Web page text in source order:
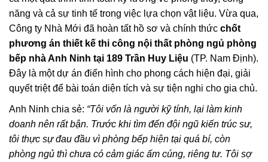
năng và cả sự tinh tế trong việc lựa chọn vật liệu. Vừa qua,
Công ty Nhà Mới đã hoàn tất hồ sơ và chính thức chốt
phương án thiết kế thi công nội thất phòng ngủ phòng
bếp nhà Anh Ninh tại 189 Trần Huy Liệu (TP. Nam Định).
Đây là một dự án điển hình cho phong cách hiện đại, giải
quyết triệt để bài toán diện tích và sự tiện nghi cho gia chủ.
Anh Ninh chia sẻ: “Tôi vốn là người kỹ tính, lại làm kinh
doanh nên rất bận. Trước khi tìm đến đội ngũ kiến trúc sư,
tôi thực sự đau đầu vì phòng bếp hiện tại quá bí, còn
phòng ngủ thì chưa có cảm giác ấm cúng, riêng tư. Tôi sợ